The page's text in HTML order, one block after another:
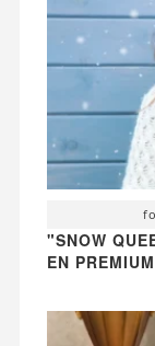
"SNOW
EN